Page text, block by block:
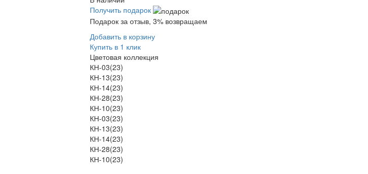
Получить подарок
Подарок за отзыв, 3% возвращаем
Добавить в корзину
Купить в 1 клик
Цветовая коллекция
КН-03(23)
КН-13(23)
КН-14(23)
КН-28(23)
КН-10(23)
КН-03(23)
КН-13(23)
КН-14(23)
КН-28(23)
КН-10(23)